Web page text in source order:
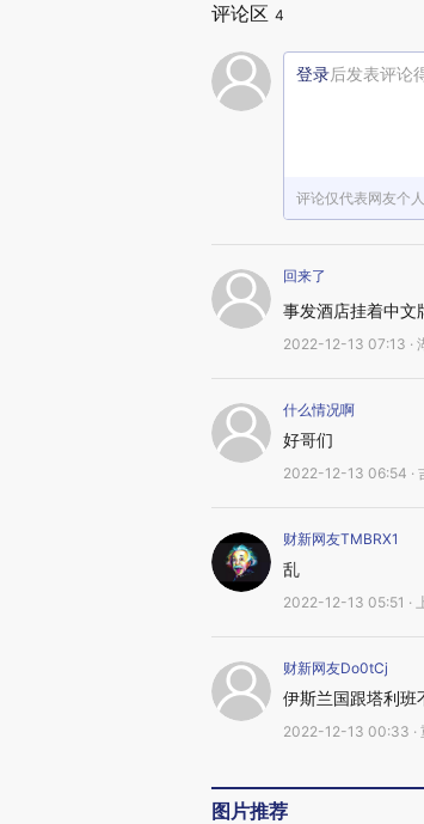
评论区 4
登录后发表评论
评论仅代表网友个
回来了
事发酒店挂着中文
2022-12-13 07:13 ·
什么情况啊
好哥们
2022-12-13 06:54 ·
财新网友TMBRX1
乱
2022-12-13 05:51 ·
财新网友Do0tCj
伊斯兰国跟塔利班
2022-12-13 00:33 ·
图片推荐